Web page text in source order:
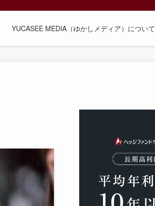
YUCASEE MEDIA（ゆかしメディア）について